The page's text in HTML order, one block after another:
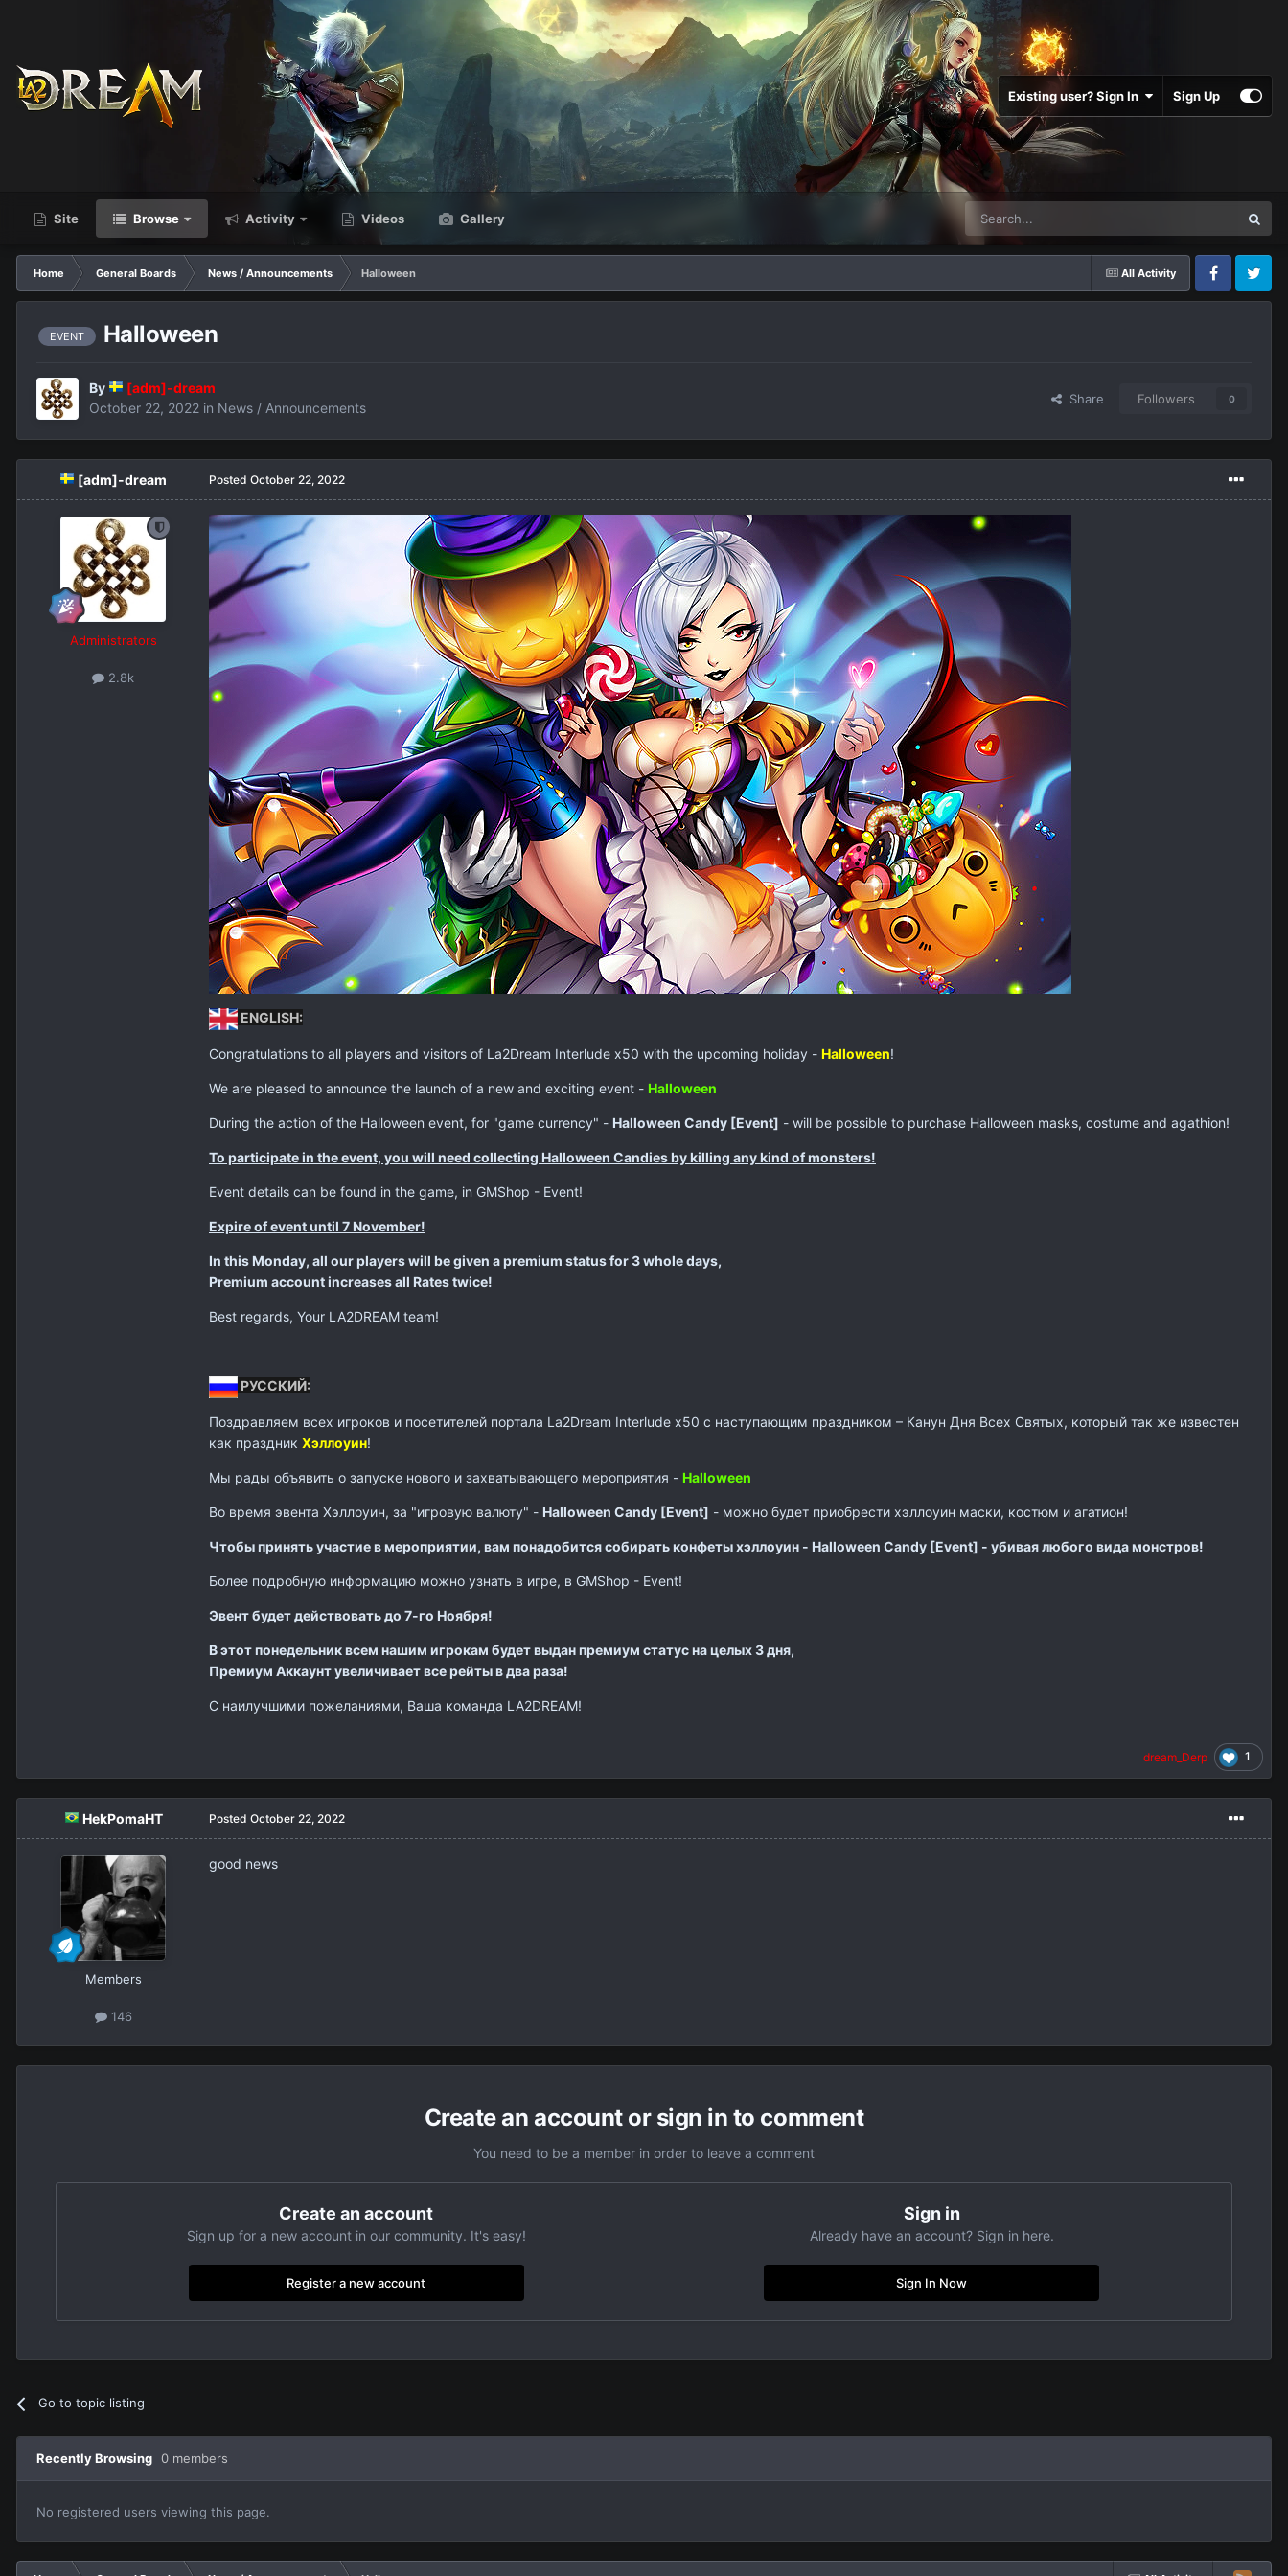
Existing user? Sign In Sign Up
Site Browse Activity Videos Gallery
All Activity
Home General Boards News / Announcements
Halloween
FacebookTwitter
EVENT Halloween
By
[adm]-dream
October 22, 2022 in News / Announcements
Share Followers 0
[adm]-dream
Administrators
2.8k
Posted October 22, 2022
ENGLISH:
Congratulations to all players and visitors of La2Dream Interlude x50 with the upcoming holiday - Halloween!
We are pleased to announce the launch of a new and exciting event - Halloween
During the action of the Halloween event, for "game currency" - Halloween Candy [Event] - will be possible to purchase Halloween masks, costume and agathion!
To participate in the event, you will need collecting Halloween Candies by killing any kind of monsters!
Event details can be found in the game, in GMShop - Event!
Expire of event until 7 November!
In this Monday, all our players will be given a premium status for 3 whole days,
Premium account increases all Rates twice!
Best regards, Your LA2DREAM team!
РУССКИЙ:
Поздравляем всех игроков и посетителей портала La2Dream Interlude x50 с наступающим праздником – Канун Дня Всех Святых, который так же известен
как праздник Хэллоуин!
Мы рады объявить о запуске нового и захватывающего мероприятия - Halloween
Во время эвента Хэллоуин, за "игровую валюту" - Halloween Candy [Event] - можно будет приобрести хэллоуин маски, костюм и агатион!
Чтобы принять участие в мероприятии, вам понадобится собирать конфеты хэллоуин - Halloween Candy [Event] - убивая любого вида монстров!
Более подробную информацию можно узнать в игре, в GMShop - Event!
Эвент будет действовать до 7-го Ноября!
В этот понедельник всем нашим игрокам будет выдан премиум статус на целых 3 дня,
Премиум Аккаунт увеличивает все рейты в два раза!
С наилучшими пожеланиями, Ваша команда LA2DREAM!
dream_Derp 1
HekPomaHT
Members
146
Posted October 22, 2022
good news
Create an account or sign in to comment
You need to be a member in order to leave a comment
Create an account
Sign up for a new account in our community. It's easy!
Register a new account
Sign in
Already have an account? Sign in here.
Sign In Now
Go to topic listing
Recently Browsing 0 members
No registered users viewing this page.